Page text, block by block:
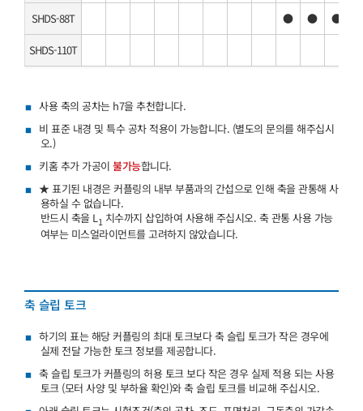
SHDS-88T ● ● ●
SHDS-110T
사용 축의 공차는 h7을 추천합니다.
비 표준 내경 및 특수 공차 적용이 가능합니다. (별도의 문의를 해주십시
오.)
키홈 추가 가공이불가능합니다.
★ 표기된 내경은 커플링의 내부 부품과의 간섭으로 인해 축을 관통해 사
용하실 수 없습니다.
반드시 축을 L 1 치수까지 삽입하여 사용해 주십시오. 축 관통 사용 가능
여부는 미스얼라이먼트를 고려하지 않았습니다.
축 슬립 토크
하기의 표는 해당 커플링의 최대 토크보다 축 슬립 토크가 작은 경우에
실제 전달 가능한 토크 정보를 제공합니다.
축 슬립 토크가 커플링의 허용 토크 보다 작은 경우 실제 적용 되는 사용
토크 (모터 사양 및 부하율 확인)와 축 슬립 토크를 비교해 주십시오.